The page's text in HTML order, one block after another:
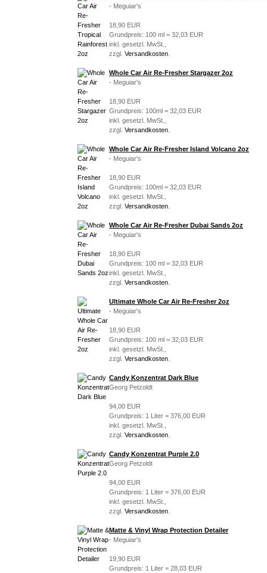
- Meguiar's
18,90 EUR
Grundpreis: 100 ml = 32,03 EUR
inkl. gesetzl. MwSt.,
zzgl. Versandkosten
Whole Car Air Re-Fresher Stargazer 2oz
- Meguiar's
18,90 EUR
Grundpreis: 100ml = 32,03 EUR
inkl. gesetzl. MwSt.,
zzgl. Versandkosten
Whole Car Air Re-Fresher Island Volcano 2oz
- Meguiar's
18,90 EUR
Grundpreis: 100ml = 32,03 EUR
inkl. gesetzl. MwSt.,
zzgl. Versandkosten
Whole Car Air Re-Fresher Dubai Sands 2oz
- Meguiar's
18,90 EUR
Grundpreis: 100 ml = 32,03 EUR
inkl. gesetzl. MwSt.,
zzgl. Versandkosten
Ultimate Whole Car Air Re-Fresher 2oz
- Meguiar's
18,90 EUR
Grundpreis: 100 ml = 32,03 EUR
inkl. gesetzl. MwSt.,
zzgl. Versandkosten
Candy Konzentrat Dark Blue
Georg Petzoldt
94,00 EUR
Grundpreis: 1 Liter = 376,00 EUR
inkl. gesetzl. MwSt.,
zzgl. Versandkosten
Candy Konzentrat Purple 2.0
Georg Petzoldt
94,00 EUR
Grundpreis: 1 Liter = 376,00 EUR
inkl. gesetzl. MwSt.,
zzgl. Versandkosten
Matte & Vinyl Wrap Protection Detailer
- Meguiar's
19,90 EUR
Grundpreis: 1 Liter = 28,03 EUR